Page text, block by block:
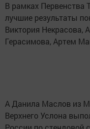
В рамках Первенства
лучшие результаты
Виктория Некрасова,
Герасимова, Артем
А Данила Маслов из
Верхнего Услона